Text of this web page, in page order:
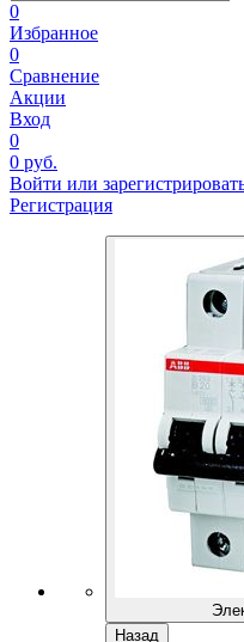
0
Избранное
0
Сравнение
Акции
Вход
0
0 руб.
Войти или
Регистрация
Назад